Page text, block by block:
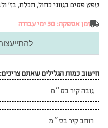
טפט פסים בגווני כחול, תכלת, בז׳
זמן אספקה: 30 ימי עבודה
חישוב כמות הגלילים שאתם צריכים: